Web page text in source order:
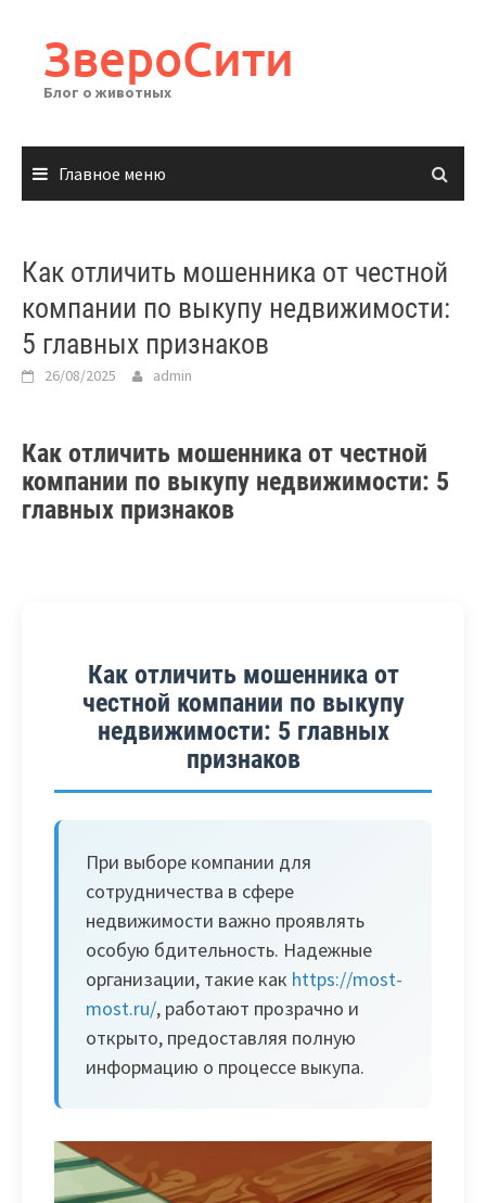
содержимому
ЗвероСити
Блог о животных
Главное меню
Как отличить мошенника от честной
компании по выкупу недвижимости:
5 главных признаков
26/08/2025 admin
Как отличить мошенника от честной
компании по выкупу недвижимости: 5
главных признаков
Как отличить мошенника от
честной компании по выкупу
недвижимости: 5 главных
признаков
При выборе компании для
сотрудничества в сфере
недвижимости важно проявлять
особую бдительность. Надежные
организации, такие как https://most-
most.ru/, работают прозрачно и
открыто, предоставляя полную
информацию о процессе выкупа.